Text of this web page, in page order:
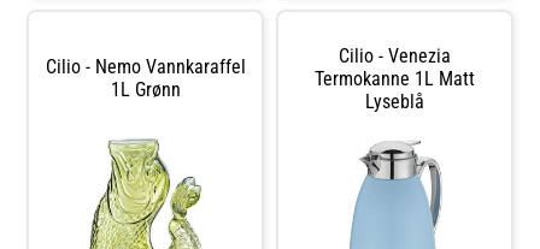
Cilio - Nemo Vannkaraffel
1L Grønn
Cilio - Venezia
Termokanne 1L Matt
Lyseblå